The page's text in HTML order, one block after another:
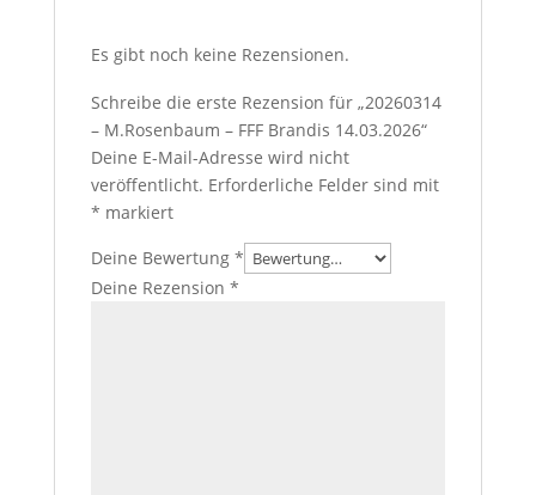
Es gibt noch keine Rezensionen.
Schreibe die erste Rezension für „20260314
– M.Rosenbaum – FFF Brandis 14.03.2026“
Deine E-Mail-Adresse wird nicht
veröffentlicht. Erforderliche Felder sind mit
* markiert
Deine Bewertung *
Deine Rezension *